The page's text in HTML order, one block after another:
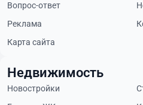
Вопрос-ответ
Реклама
Карта сайта
Недвижимость
Новостройки